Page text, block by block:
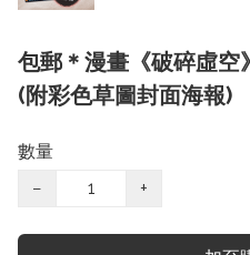
包郵＊漫畫《破碎虛
(附彩色草圖封面海報)
數量
−
+